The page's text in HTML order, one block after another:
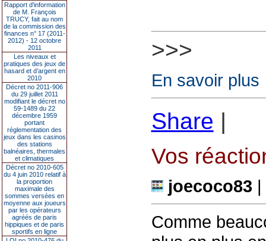
Rapport d'information
de M. François
TRUCY, fait au nom
de la commission des
finances n° 17 (2011-
2012) - 12 octobre
2011
Les niveaux et
pratiques des jeux de
hasard et d’argent en
2010
Décret no 2011-906
du 29 juillet 2011
modifiant le décret no
59-1489 du 22
décembre 1959
portant
réglementation des
jeux dans les casinos
des stations
balnéaires, thermales
et climatiques
Décret no 2010-605
du 4 juin 2010 relatif à
la proportion
maximale des
sommes versées en
moyenne aux joueurs
par les opérateurs
agréés de paris
hippiques et de paris
sportifs en ligne
>>>
En savoir plus
Share |
Vos
joecoco83
Comme